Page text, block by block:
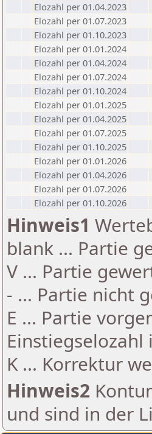
Elozahl per 01.04.2023
Elozahl per 01.07.2023
Elozahl per 01.10.2023
Elozahl per 01.01.2024
Elozahl per 01.04.2024
Elozahl per 01.07.2024
Elozahl per 01.10.2024
Elozahl per 01.01.2025
Elozahl per 01.04.2025
Elozahl per 01.07.2025
Elozahl per 01.10.2025
Elozahl per 01.01.2026
Elozahl per 01.04.2026
Elozahl per 01.07.2026
Elozahl per 01.10.2026
Hinweis1
blank ... Partie
V ... Partie
- ... Partie nicht
E ... Partie
K ... Korrektur
Hinweis2
und sind in der